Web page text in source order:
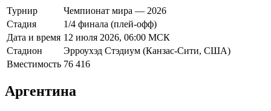
Турнир
Чемпионат мира — 2026
Стадия
1/4 финала (плей-офф)
Дата и время 12 июля 2026, 06:00 МСК
Стадион
Эрроухэд Стэдиум (Канзас-Сити, США)
Вместимость 76 416
Аргентина